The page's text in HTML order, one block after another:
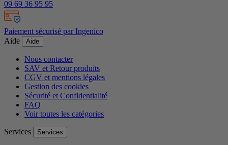
09 69 36 95 95
Paiement sécurisé par Ingenico
Aide
Aide
Nous contacter
SAV et Retour produits
CGV et mentions légales
Gestion des cookies
Sécurité et Confidentialité
FAQ
Voir toutes les catégories
Services Services